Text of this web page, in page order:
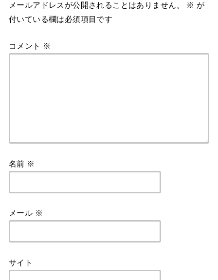
o
k
メールアドレスが公開されることはありません。 ※ が
付いている欄は必須項目です
コメント ※
名前 ※
メール ※
サイト